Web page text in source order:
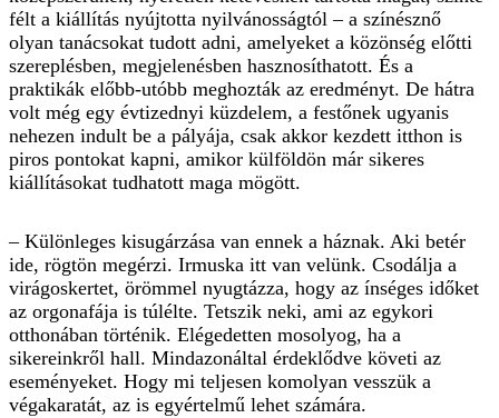
félt a kiállítás nyújtotta nyilvánosságtól – a színésznő
olyan tanácsokat tudott adni, amelyeket a közönség előtti
szereplésben, megjelenésben hasznosíthatott. És a
praktikák előbb-utóbb meghozták az eredményt. De hátra
volt még egy évtizednyi küzdelem, a festőnek ugyanis
nehezen indult be a pályája, csak akkor kezdett itthon is
piros pontokat kapni, amikor külföldön már sikeres
kiállításokat tudhatott maga mögött.
– Különleges kisugárzása van ennek a háznak. Aki betér
ide, rögtön megérzi. Irmuska itt van velünk. Csodálja a
virágoskertet, örömmel nyugtázza, hogy az ínséges időket
az orgonafája is túlélte. Tetszik neki, ami az egykori
otthonában történik. Elégedetten mosolyog, ha a
sikereinkről hall. Mindazonáltal érdeklődve követi az
eseményeket. Hogy mi teljesen komolyan vesszük a
végakaratát, az is egyértelmű lehet számára.